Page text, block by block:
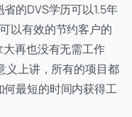
的DVS学历可以1.5年
以有效的节约客户的
再也没有无需工作
义上讲，所有的项目都
最短的时间内获得工